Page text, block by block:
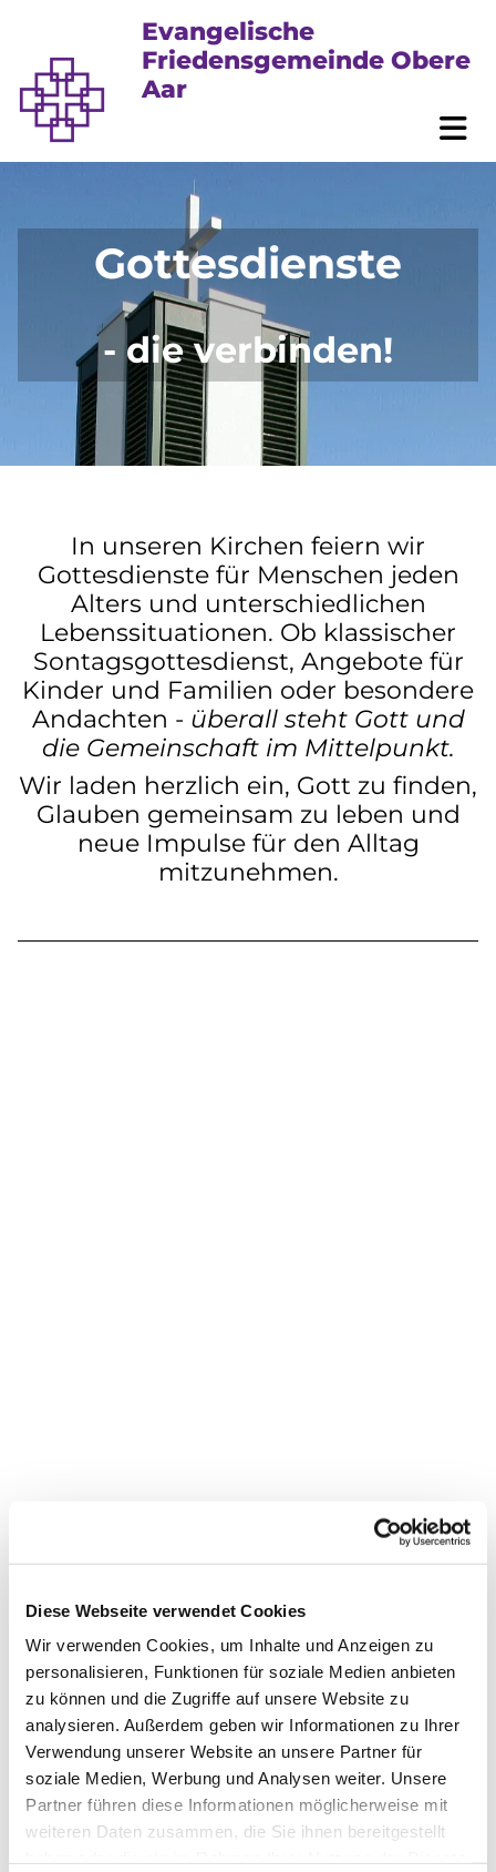
Diese Webseite verwendet Cookies
Wir verwenden Cookies, um Inhalte und Anzeigen zu
personalisieren, Funktionen für soziale Medien anbieten
zu können und die Zugriffe auf unsere Website zu
analysieren. Außerdem geben wir Informationen zu Ihrer
Verwendung unserer Website an unsere Partner für
soziale Medien, Werbung und Analysen weiter. Unsere
Partner führen diese Informationen möglicherweise mit
weiteren Daten zusammen, die Sie ihnen bereitgestellt
Evangelische
Friedensgemeinde Obere
Aar
Gottesdienste
- die verbinden!
In unseren Kirchen feiern wir
Gottesdienste für Menschen jeden
Alters und unterschiedlichen
Lebenssituationen. Ob klassischer
Sontagsgottesdienst, Angebote für
Kinder und Familien oder besondere
Andachten - überall steht Gott und
die Gemeinschaft im Mittelpunkt.
Wir laden herzlich ein, Gott zu finden,
Glauben gemeinsam zu leben und
neue Impulse für den Alltag
mitzunehmen.
Wir stellen uns vor
Was bedeutet der
Gottesdienst für Euch?